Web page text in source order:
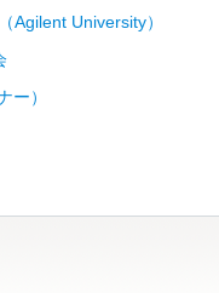
Agilent University）
ー）